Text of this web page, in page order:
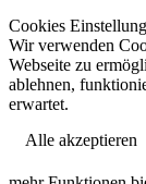
Cookies
Wir verwenden
Webseite zu
ablehnen,
erwartet.
Alle akzeptieren